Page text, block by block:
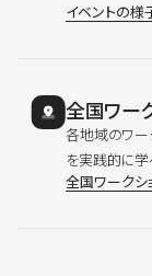
イベントの様
全国ワー
各地域のワー
を実践的に学
全国ワークシ